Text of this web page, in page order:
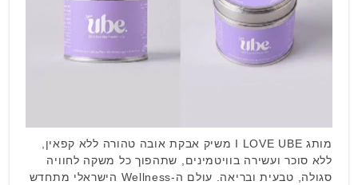
מותג I LOVE UBE משיק אבקת אובה טהורה ללא קפאין,
ללא סוכר ועשירה בוויטמינים, שתהפוך כל משקה לחוויה
סגולה, טבעית ובריאה. עולם ה-Wellness הישראלי מתחדש